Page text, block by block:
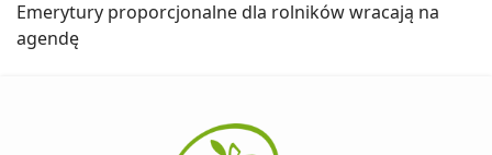
Emerytury proporcjonalne dla rolników wracają na
agendę